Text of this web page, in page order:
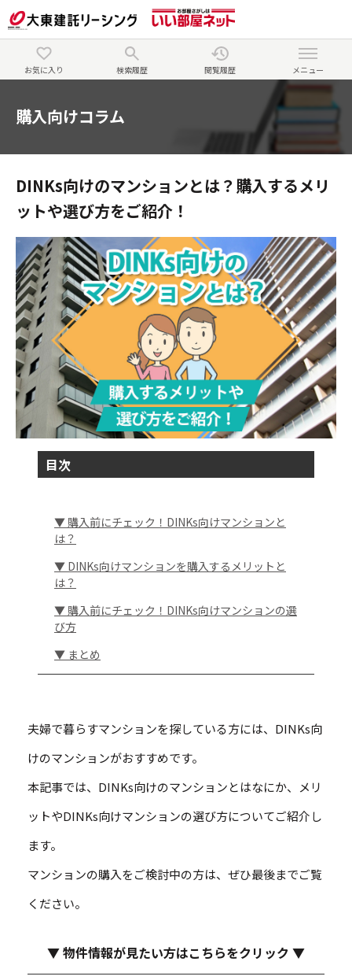
お気に入り 検索履歴 閲覧履歴 メニュー
購入向けコラム
DINKs向けのマンションとは？購入するメリ
ットや選び方をご紹介！
目次
▼ 購入前にチェック！DINKs向けマンションと
は？
▼ DINKs向けマンションを購入するメリットと
は？
▼ 購入前にチェック！DINKs向けマンションの選
び方
▼ まとめ
夫婦で暮らすマンションを探している方には、DINKs向
けのマンションがおすすめです。
本記事では、DINKs向けのマンションとはなにか、メリ
ットやDINKs向けマンションの選び方についてご紹介し
ます。
マンションの購入をご検討中の方は、ぜひ最後までご覧
ください。
▼ 物件情報が見たい方はこちらをクリック ▼